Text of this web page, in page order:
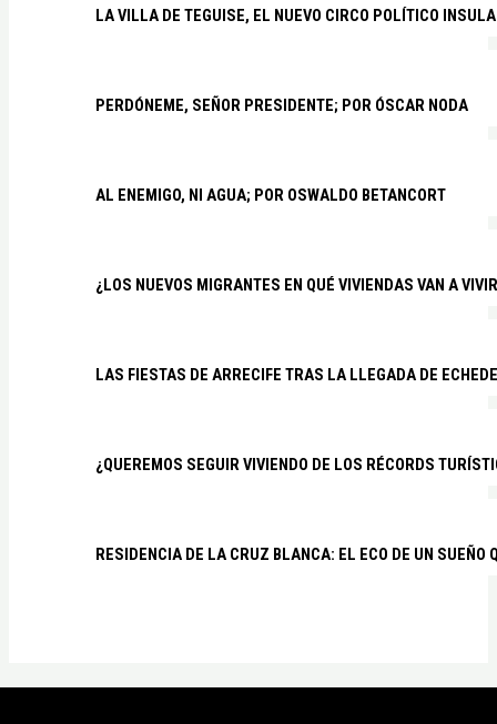
LA VILLA DE TEGUISE, EL NUEVO CIRCO POLÍTICO
PERDÓNEME, SEÑOR PRESIDENTE; POR ÓSCAR NODA
AL ENEMIGO, NI AGUA; POR OSWALDO BETANCORT
¿LOS NUEVOS MIGRANTES EN QUÉ VIVIENDAS VAN A
LAS FIESTAS DE ARRECIFE TRAS LA LLEGADA DE
¿QUEREMOS SEGUIR VIVIENDO DE LOS RÉCORDS
RESIDENCIA DE LA CRUZ BLANCA: EL ECO DE UN